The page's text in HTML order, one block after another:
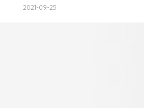
2021-09-25